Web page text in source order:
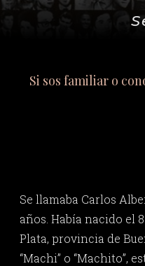
Si sos familiar o
Se llamaba Carlos
años. Había nacido el
Plata, provincia de
“Machi” o “Machito”,